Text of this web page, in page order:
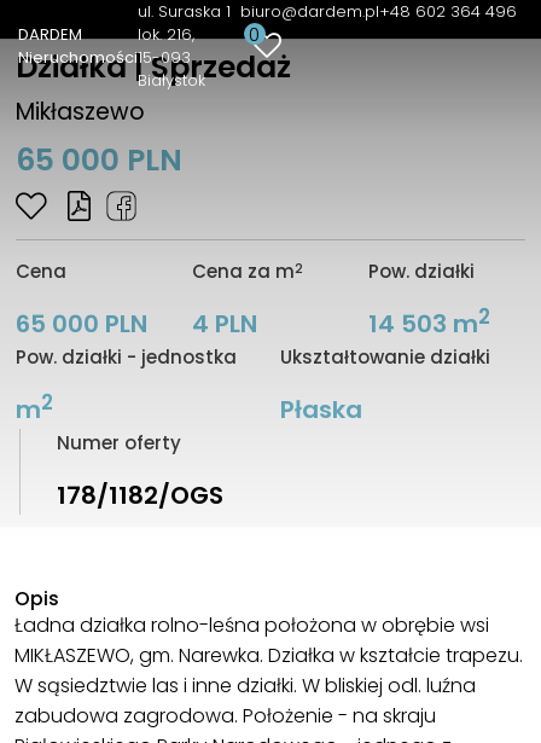
DARDEM
Nieruchomości
ul. Suraska 1
lok. 216
15-093
Białystok
biuro@dardem.pl+48 602 364 496
0
Działka | Sprzedaż
Mikłaszewo
65 000 PLN
Cena
65 000 PLN
Cena za m2
4 PLN
Pow. działki
14 503 m2
Pow. działki - jednostka
m2
Ukształtowanie działki
Płaska
Numer oferty
178/1182/OGS
Opis
Ładna działka rolno-leśna położona w obrębie wsi
MIKŁASZEWO, gm. Narewka. Działka w kształcie trapezu.
W sąsiedztwie las i inne działki. W bliskiej odl. luźna
zabudowa zagrodowa. Położenie - na skraju